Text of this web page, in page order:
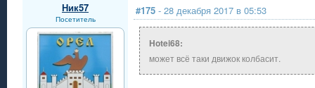
Ник57
Посетитель
#175 - 28 декабря 2017 в 05:53
Hotei68:
может всё таки движок колбасит.